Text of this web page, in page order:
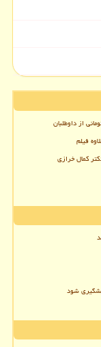
فیلم
کمال خرازی
شود